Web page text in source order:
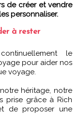
de créer et vendre
personnaliser.
à rester
pour aider nos
voyage.
héritage, notre
prise grâce à Rich
de proposer une